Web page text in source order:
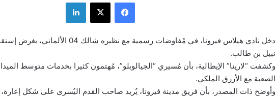
فيسبوك ‫X لينكدإن
دخل نادي هيلاس فيرونا، في مُفاوضات رسمية مع
نبيل بن طالب.
وكشفت “لارينا” الإيطالية، بأن مُسيري “الجيالوبلو”، مُهتمون كثيرا بخدمات متوسط
الصعبة مع الأزرق الملكي.
وأوضح ذات المصدر، بأن فريق مدينة فيرونا، يُريد صاحب القدم اليُسرى على شكل